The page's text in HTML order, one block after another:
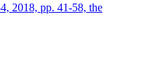
2018, pp. 41-58, the